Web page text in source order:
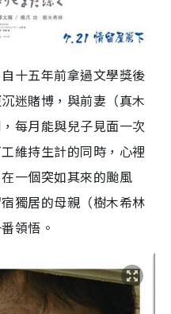
十五年前拿過文學獎後
迷賭博，與前妻（真木
每月能與兒子見面一次
維持生計的同時，心裡
一個突如其來的颱風
獨居的母親（樹木希林
領悟。